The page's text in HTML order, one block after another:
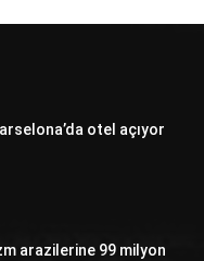
otel açıyor
arazilerine 99 milyon